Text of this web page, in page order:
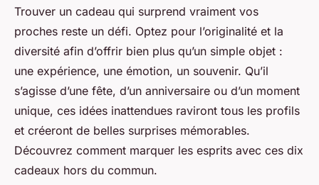
Top 10 cadeaux surprenants
pour ravir vos proches
Victoire•17 février 2026•13 min de lecture
Trouver un cadeau qui surprend vraiment vos
proches reste un défi. Optez pour l’originalité et la
diversité afin d’offrir bien plus qu’un simple objet :
une expérience, une émotion, un souvenir. Qu’il
s’agisse d’une fête, d’un anniversaire ou d’un moment
unique, ces idées inattendues raviront tous les profils
et créeront de belles surprises mémorables.
Découvrez comment marquer les esprits avec ces dix
cadeaux hors du commun.